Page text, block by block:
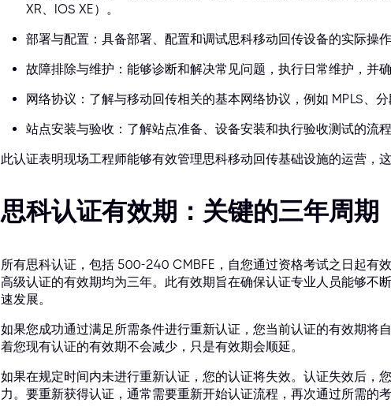
XR、IOS XE）。
部署与配置：具备部署、配置和调试思科移动回传设备的实际操作
故障排除与维护：能够诊断和解决常见问题，执行日常维护，并
网络协议：了解与移动回传相关的基本网络协议，例如 MPLS、分
站点安装与验收：了解站点准备、设备安装和执行验收测试的流程
此认证表明现场工程师能够有效管理思科移动回传基础设施的运营，
思科认证有效期：关键的三年周期
所有思科认证，包括 500-240 CMBFE，自您通过资格考试之日起有
高级认证的有效期均为三年。此有效期旨在确保认证专业人员能够不
速发展。
如果您成功通过满足所需条件进行重新认证，您当前认证的有效期将
着您现有认证的有效期不会减少，只是有效期会顺延。
如果在规定时间内未进行重新认证，您的认证将失效。认证失效后，
力。要重新获得认证，通常需要重新开始认证流程，再次通过所需的考